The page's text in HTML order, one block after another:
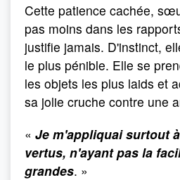
Cette patience cachée,
pas moins dans les
justifie jamais. D'instinct,
le plus pénible. Elle se
les objets les plus laids et
sa jolie cruche contre une
« Je m'appliquai surtout
vertus, n'ayant pas la
grandes. »